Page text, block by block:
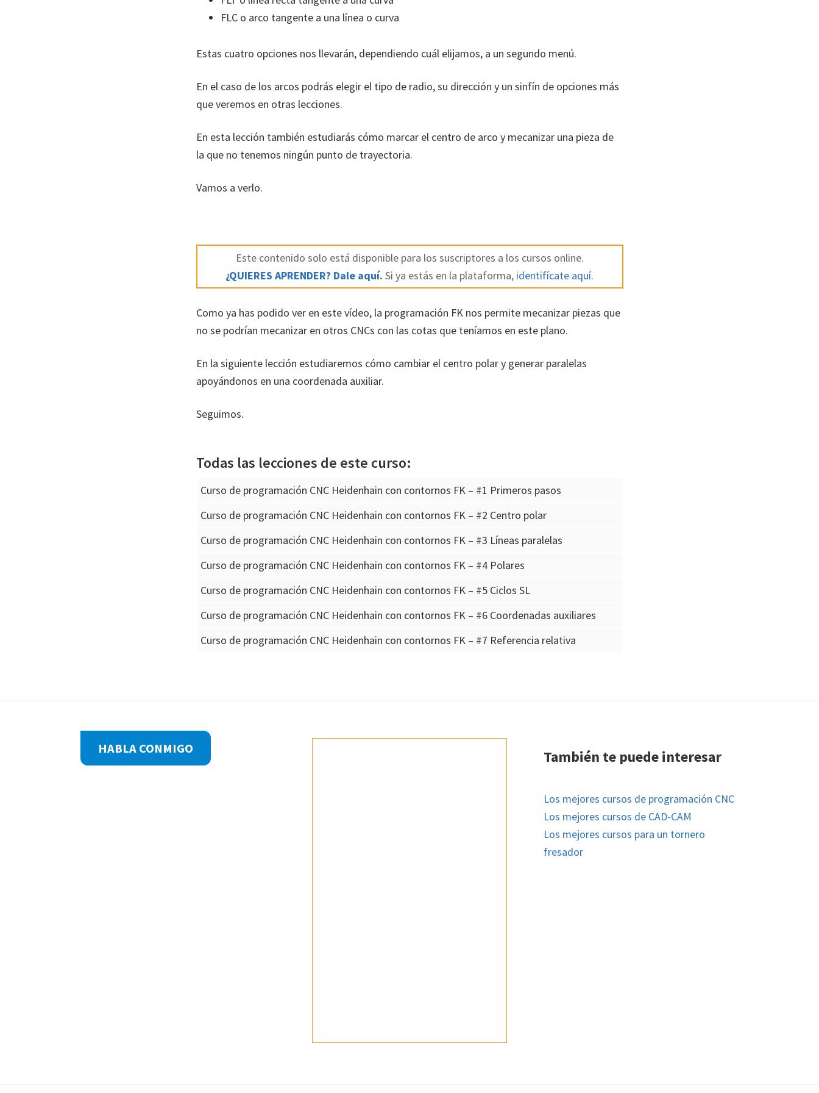
FLC o arco tangente a una línea o curva
Estas cuatro opciones nos llevarán, dependiendo cuál elijamos, a un segundo menú.
En el caso de los arcos podrás elegir el tipo de radio, su dirección y un sinfín de opciones más
que veremos en otras lecciones.
En esta lección también estudiarás cómo marcar el centro de arco y mecanizar una pieza de
la que no tenemos ningún punto de trayectoria.
Vamos a verlo.
Este contenido solo está disponible para los suscriptores a los cursos online.
¿QUIERES APRENDER? Dale aquí. Si ya estás en la plataforma, identifícate aquí.
Como ya has podido ver en este vídeo, la programación FK nos permite mecanizar piezas que
no se podrían mecanizar en otros CNCs con las cotas que teníamos en este plano.
En la siguiente lección estudiaremos cómo cambiar el centro polar y generar paralelas
apoyándonos en una coordenada auxiliar.
Seguimos.
Todas las lecciones de este curso:
Curso de programación CNC Heidenhain con contornos FK – #1 Primeros pasos
Curso de programación CNC Heidenhain con contornos FK – #2 Centro polar
Curso de programación CNC Heidenhain con contornos FK – #3 Líneas paralelas
Curso de programación CNC Heidenhain con contornos FK – #4 Polares
Curso de programación CNC Heidenhain con contornos FK – #5 Ciclos SL
Curso de programación CNC Heidenhain con contornos FK – #6 Coordenadas auxiliares
Curso de programación CNC Heidenhain con contornos FK – #7 Referencia relativa
HABLA CONMIGO También te puede interesar
Los mejores cursos de programación CNC
Los mejores cursos de CAD-CAM
Los mejores cursos para un tornero
fresador